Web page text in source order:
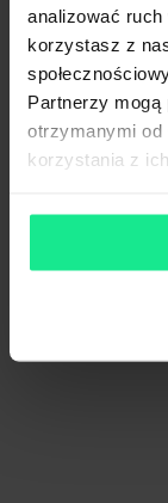
analizować
korzystasz z
Partnerzy mogą
otrzymanymi od
korzystania z
Niniejsze
stanowi oferty w
nie odpowiada za
Ogłoszenia,
mogą się różnić od
gwarantuje